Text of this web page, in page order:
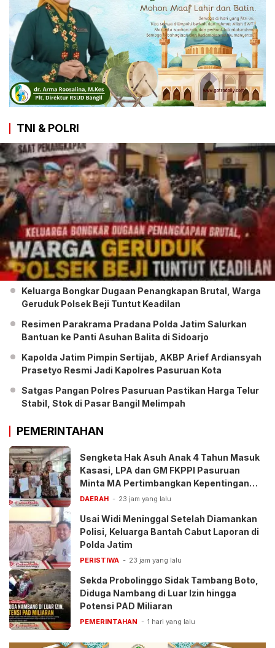
TNI & POLRI
Keluarga Bongkar Dugaan Penangkapan Brutal, Warga
Geruduk Polsek Beji Tuntut Keadilan
Resimen Parakrama Pradana Polda Jatim Salurkan
Bantuan ke Panti Asuhan Balita di Sidoarjo
Kapolda Jatim Pimpin Sertijab, AKBP Arief Ardiansyah
Prasetyo Resmi Jadi Kapolres Pasuruan Kota
Satgas Pangan Polres Pasuruan Pastikan Harga Telur
Stabil, Stok di Pasar Bangil Melimpah
PEMERINTAHAN
Sengketa Hak Asuh Anak 4 Tahun Masuk
Kasasi, LPA dan GM FKPPI Pasuruan
Minta MA Pertimbangkan Kepentingan
Anak
DAERAH 23 jam yang lalu
Usai Widi Meninggal Setelah Diamankan
Polisi, Keluarga Bantah Cabut Laporan di
Polda Jatim
PERISTIWA 23 jam yang lalu
Sekda Probolinggo Sidak Tambang Boto,
Diduga Nambang di Luar Izin hingga
Potensi PAD Miliaran
PEMERINTAHAN 1 hari yang lalu